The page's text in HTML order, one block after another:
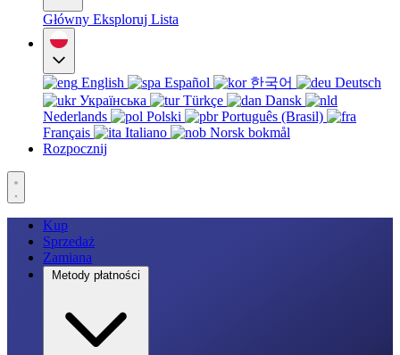
Główny Eksploruj Lista
English Español 한국어
Deutsch
Українська
Türkçe
Dansk
Nederlands
Polski
Português (Brasil)
Français
Italiano
Norsk bokmål
Rozpocznij
Kup
Sprzedaż
Zamiana
Metody płatności